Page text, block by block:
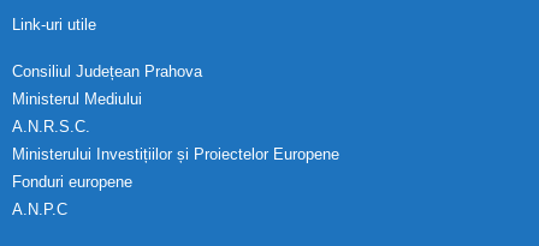
Link-uri utile
Consiliul Județean Prahova
Ministerul Mediului
A.N.R.S.C.
Ministerului Investițiilor și Proiectelor Europene
Fonduri europene
A.N.P.C